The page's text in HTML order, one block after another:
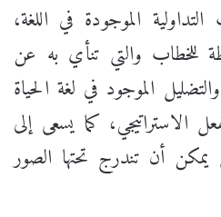
الموجودة في اللغة،
للخطاب والتي تنأي به عن
الموجود في لغة الحياة
الاستراتيجي، كما يسعى إلى
يمكن أن تندرج تحتها الصور